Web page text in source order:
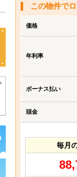
この物件で
価格
年利率
ボーナス払い
頭金
毎月